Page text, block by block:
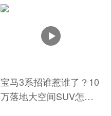
宝马3系招谁惹谁了？10
万落地大空间SUV怎么